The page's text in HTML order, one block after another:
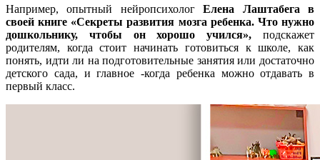
Например, опытный нейропсихологЕлена Лаштабега в
своей книге «Секреты развития мозга ребенка. Что нужно
дошкольнику, чтобы он хорошо учился», подскажет
родителям, когда стоит начинать готовиться к школе, как
понять, идти ли на подготовительные занятия или достаточно
детского сада, и главное -когда ребенка можно отдавать в
первый класс.